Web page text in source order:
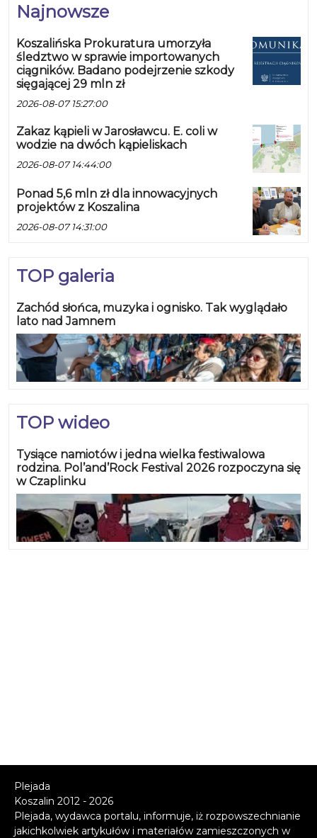
Najnowsze
Koszalińska Prokuratura umorzyła
śledztwo w sprawie importowanych
ciągników. Badano podejrzenie szkody
sięgającej 29 mln zł
2026-08-07 15:27:00
Zakaz kąpieli w Jarosławcu. E. coli w
wodzie na dwóch kąpieliskach
2026-08-07 14:44:00
Ponad 5,6 mln zł dla innowacyjnych
projektów z Koszalina
2026-08-07 14:31:00
TOP galeria
Zachód słońca, muzyka i ognisko. Tak wyglądało
lato nad Jamnem
TOP wideo
Tysiące namiotów i jedna wielka festiwalowa
rodzina. Pol’and’Rock Festival 2026 rozpoczyna się
w Czaplinku
Plejada
Koszalin 2012 - 2026
Plejada, wydawca portalu, informuje, iż rozpowszechnianie
jakichkolwiek artykułów i materiałów zamieszczonych w